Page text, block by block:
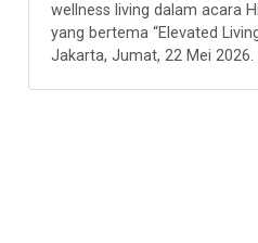
wellness living dalam acara
yang bertema “Elevated
Jakarta, Jumat, 22 Mei 2026.